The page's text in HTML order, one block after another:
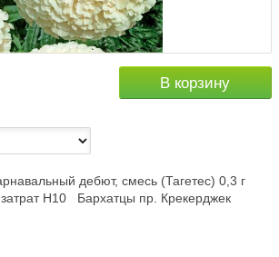
В корзину
дебют, смесь (Тагетес) 0,3 г
Н10
Бархатцы пр. Крекерджек